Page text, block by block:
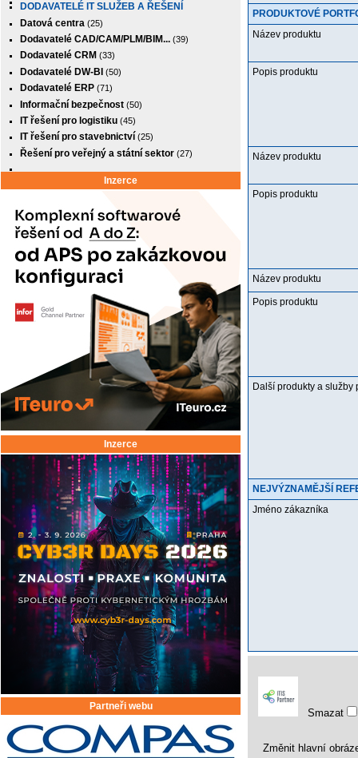
DODAVATELÉ IT SLUŽEB A ŘEŠENÍ
Datová centra (25)
Dodavatelé CAD/CAM/PLM/BIM... (39)
Dodavatelé CRM (33)
Dodavatelé DW-BI (50)
Dodavatelé ERP (71)
Informační bezpečnost (50)
IT řešení pro logistiku (45)
IT řešení pro stavebnictví (25)
Řešení pro veřejný a státní sektor (27)
Inzerce
Inzerce
Partneři webu
PRODUKTOVÉ
Název produktu
Popis produktu
Název produktu
Popis produktu
Název produktu
Popis produktu
Další produkty a služby
NEJVÝZNAMĚJŠÍ
Jméno zákazníka
Smazat
Změnit hlavní